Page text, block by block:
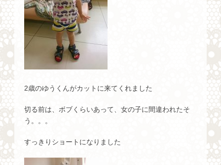
2歳のゆうくんがカットに来てくれました
切る前は、ボブくらいあって、女の子に間違われたそ
う。。。
すっきりショートになりました